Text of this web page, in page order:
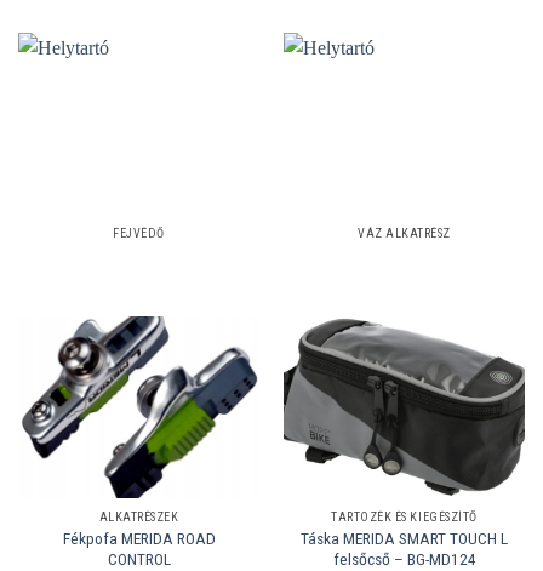
FEJVÉDŐ VÁZ ALKATRÉSZ
ALKATRÉSZEK
Fékpofa MERIDA ROAD
CONTROL
TARTOZÉK ÉS KIEGÉSZÍTŐ
Táska MERIDA SMART TOUCH L
felsőcső – BG-MD124